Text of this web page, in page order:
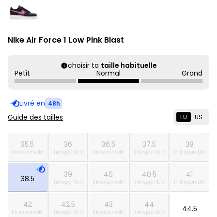
Nike Air Force 1 Low Pink Blast
choisir ta taille habituelle
Petit
Normal Grand
Livré en 48h
Guide des tailles EU US
35.5
Indisponible
36
Indisponible
36.5
Indisponible
37.5
Indisponible
38
Indisponible
38.5 39
Indisponible
40
Indisponible
40.5
Indisponible
41
Indisponible
42
Indisponible
42.5
Indisponible
43
Indisponible
44
Indisponible 44.5